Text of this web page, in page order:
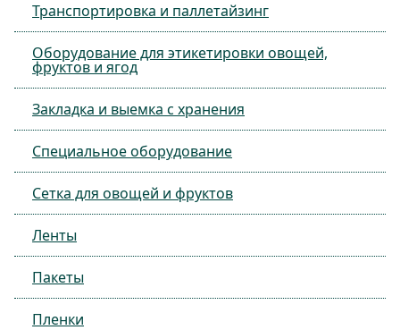
Транспортировка и паллетайзинг
Оборудование для этикетировки овощей,
фруктов и ягод
Закладка и выемка с хранения
Специальное оборудование
Сетка для овощей и фруктов
Ленты
Пакеты
Пленки